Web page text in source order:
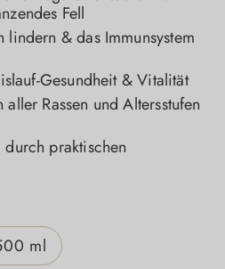
Fell
lindern & das Immunsystem
Gesundheit & Vitalität
Rassen und Altersstufen
praktischen
ml